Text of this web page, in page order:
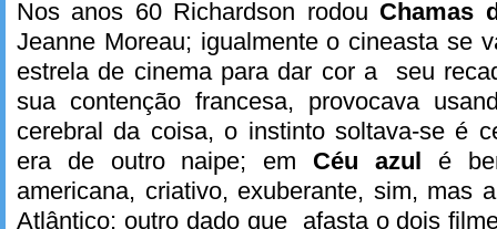
Nos anos 60 Richardson rodou Chamas
Jeanne Moreau; igualmente o cineasta se
estrela de cinema para dar cor a seu
sua contenção francesa, provocava
cerebral da coisa, o instinto soltava-se é
era de outro naipe; em Céu azul é
americana, criativo, exuberante, sim, mas
Atlântico; outro dado que afasta o dois